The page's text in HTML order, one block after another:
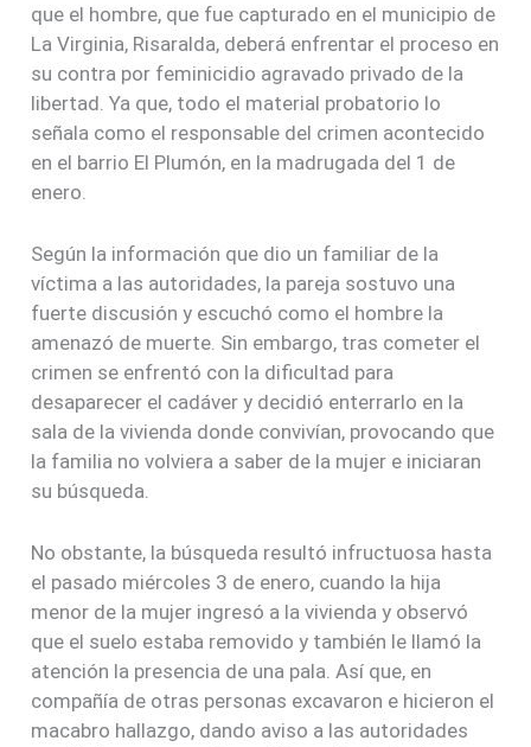
que el hombre, que fue capturado en el municipio de
La Virginia, Risaralda, deberá enfrentar el proceso en
su contra por feminicidio agravado privado de la
libertad. Ya que, todo el material probatorio lo
señala como el responsable del crimen acontecido
en el barrio El Plumón, en la madrugada del 1 de
enero.
Según la información que dio un familiar de la
víctima a las autoridades, la pareja sostuvo una
fuerte discusión y escuchó como el hombre la
amenazó de muerte. Sin embargo, tras cometer el
crimen se enfrentó con la dificultad para
desaparecer el cadáver y decidió enterrarlo en la
sala de la vivienda donde convivían, provocando que
la familia no volviera a saber de la mujer e iniciaran
su búsqueda.
No obstante, la búsqueda resultó infructuosa hasta
el pasado miércoles 3 de enero, cuando la hija
menor de la mujer ingresó a la vivienda y observó
que el suelo estaba removido y también le llamó la
atención la presencia de una pala. Así que, en
compañía de otras personas excavaron e hicieron el
macabro hallazgo, dando aviso a las autoridades